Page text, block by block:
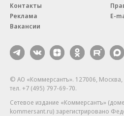
Контакты
Реклама
Вакансии
E-
© АО «Коммерсантъ». 127006,
тел. +7 (495) 797-69-70.
Сетевое издание «Коммерсантъ»
kommersant.ru) зарегистрировано